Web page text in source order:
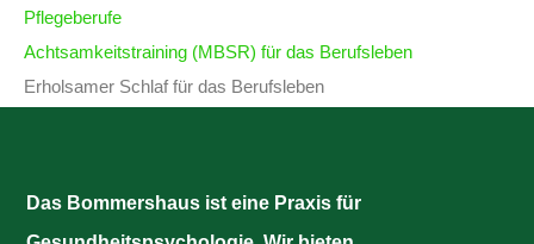
Pflegeberufe
Achtsamkeitstraining (MBSR) für das Berufsleben
Erholsamer Schlaf für das Berufsleben
Das Bommershaus ist eine Praxis für